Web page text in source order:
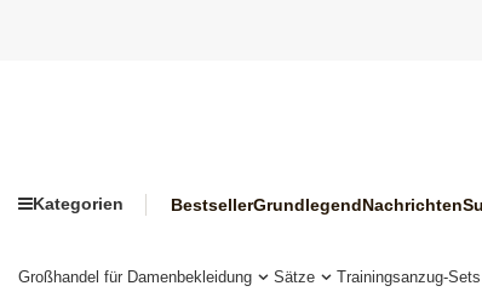
Kategorien BestsellerGrundlegendNachrichten
Großhandel für Damenbekleidung Sätze Trainingsanzug-Sets